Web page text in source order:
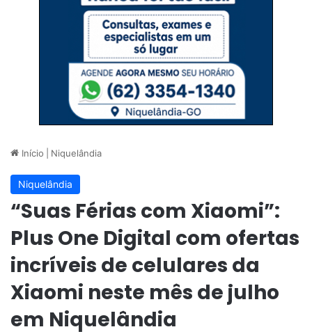
Início Niquelândia
Niquelândia
“Suas Férias com Xiaomi”:
Plus One Digital com ofertas
incríveis de celulares da
Xiaomi neste mês de julho
em Niquelândia